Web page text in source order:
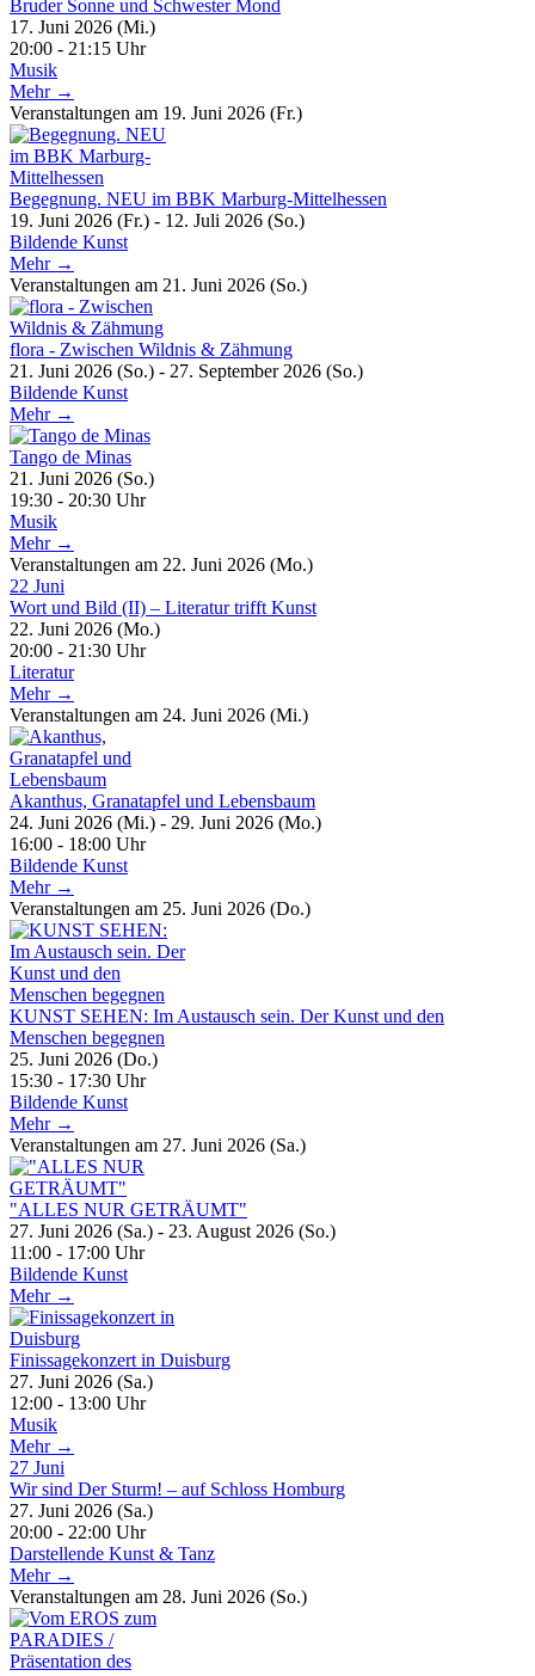
Bruder Sonne und Schwester Mond
17. Juni 2026 (Mi.)
20:00 - 21:15 Uhr
Musik
Mehr →
Veranstaltungen am 19. Juni 2026 (Fr.)
Begegnung. NEU im BBK Marburg-Mittelhessen
19. Juni 2026 (Fr.) - 12. Juli 2026 (So.)
Bildende Kunst
Mehr →
Veranstaltungen am 21. Juni 2026 (So.)
flora - Zwischen Wildnis & Zähmung
21. Juni 2026 (So.) - 27. September 2026 (So.)
Bildende Kunst
Mehr →
Tango de Minas
21. Juni 2026 (So.)
19:30 - 20:30 Uhr
Musik
Mehr →
Veranstaltungen am 22. Juni 2026 (Mo.)
22 Juni
Wort und Bild (II) – Literatur trifft Kunst
22. Juni 2026 (Mo.)
20:00 - 21:30 Uhr
Literatur
Mehr →
Veranstaltungen am 24. Juni 2026 (Mi.)
Akanthus, Granatapfel und Lebensbaum
24. Juni 2026 (Mi.) - 29. Juni 2026 (Mo.)
16:00 - 18:00 Uhr
Bildende Kunst
Mehr →
Veranstaltungen am 25. Juni 2026 (Do.)
KUNST SEHEN: Im Austausch sein. Der Kunst und den
Menschen begegnen
25. Juni 2026 (Do.)
15:30 - 17:30 Uhr
Bildende Kunst
Mehr →
Veranstaltungen am 27. Juni 2026 (Sa.)
"ALLES NUR GETRÄUMT"
27. Juni 2026 (Sa.) - 23. August 2026 (So.)
11:00 - 17:00 Uhr
Bildende Kunst
Mehr →
Finissagekonzert in Duisburg
27. Juni 2026 (Sa.)
12:00 - 13:00 Uhr
Musik
Mehr →
27 Juni
Wir sind Der Sturm! – auf Schloss Homburg
27. Juni 2026 (Sa.)
20:00 - 22:00 Uhr
Darstellende Kunst & Tanz
Mehr →
Veranstaltungen am 28. Juni 2026 (So.)